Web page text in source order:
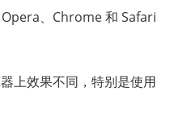
、Chrome 和 Safari
上效果不同，特别是使用